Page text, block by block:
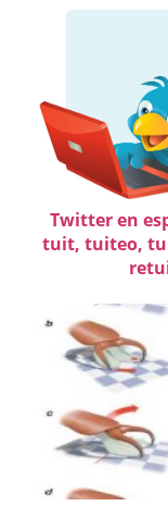
Twitter en
tuit, tuiteo,